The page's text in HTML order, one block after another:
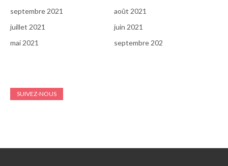
septembre 2021
août 2021
juillet 2021
juin 2021
mai 2021
septembre 202
SUIVEZ-NOUS